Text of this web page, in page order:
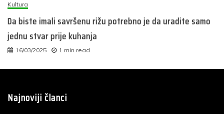
Kultura
Da biste imali savršenu rižu potrebno je da uradite samo
jednu stvar prije kuhanja
16/03/2025 1 min read
Najnoviji članci